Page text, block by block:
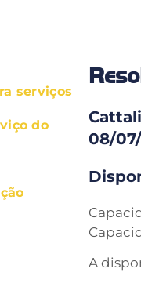
serviços
do
08/
A